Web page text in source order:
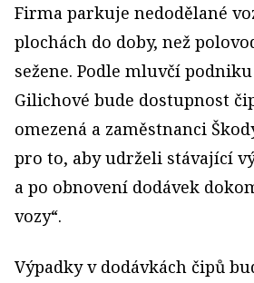
Firma parkuje nedodělané
plochách do doby, než
sežene. Podle mluvčí
Gilichové bude dostupnost
omezená a zaměstnanci
pro to, aby udrželi stávající
a po obnovení dodávek
vozy“.
Výpadky v dodávkách čipů